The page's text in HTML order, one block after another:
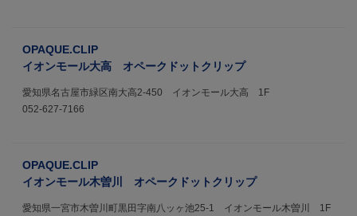
OPAQUE.CLIP
イオンモール大高 オペークドットクリップ
愛知県名古屋市緑区南大高2-450 イオンモール大高 1F
052-627-7166
OPAQUE.CLIP
イオンモール木曽川 オペークドットクリップ
愛知県一宮市木曽川町黒田字南八ッヶ池25-1 イオンモール木曽川 1F